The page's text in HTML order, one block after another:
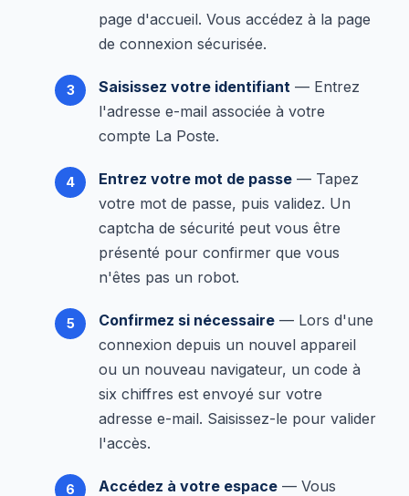
page d'accueil. Vous accédez à la page
de connexion sécurisée.
Saisissez votre identifiant — Entrez
l'adresse e-mail associée à votre
compte La Poste.
Entrez votre mot de passe — Tapez
votre mot de passe, puis validez. Un
captcha de sécurité peut vous être
présenté pour confirmer que vous
n'êtes pas un robot.
Confirmez si nécessaire — Lors d'une
connexion depuis un nouvel appareil
ou un nouveau navigateur, un code à
six chiffres est envoyé sur votre
adresse e-mail. Saisissez-le pour valider
l'accès.
Accédez à votre espace — Vous